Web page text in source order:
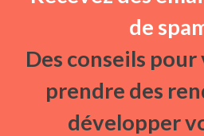
de
Des conseils
prendre des
développer